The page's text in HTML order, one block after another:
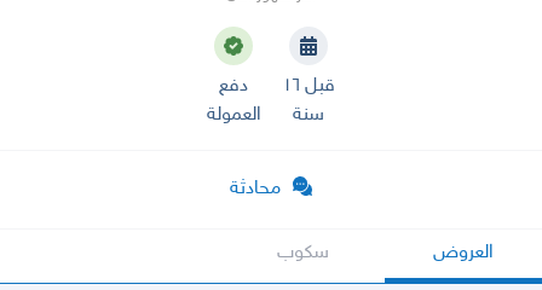
قبل ١٦
سنة
دفع
العمولة
محادثة
العروض سكوب